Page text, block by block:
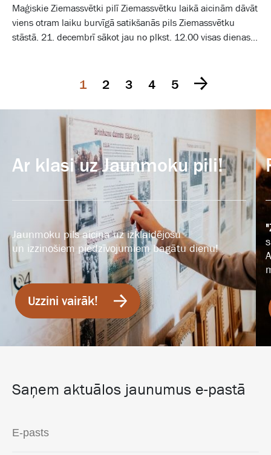
Maģiskie Ziemassvētki pilī Ziemassvētku laikā aicinām dāvāt
viens otram laiku burvīgā satikšanās pils Ziemassvētku
stāstā. 21. decembrī sākot jau no plkst. 12.00 visas dienas...
1 2 3 4 5
Ar klasi uz Jaunmoku pili!
Jaunmoku pils aicina uz izklaidējošu
un izzinošiem piedzīvojumiem bagātu dienu!
Uzzini vairāk!
Saņem aktuālos jaunumus e-pastā